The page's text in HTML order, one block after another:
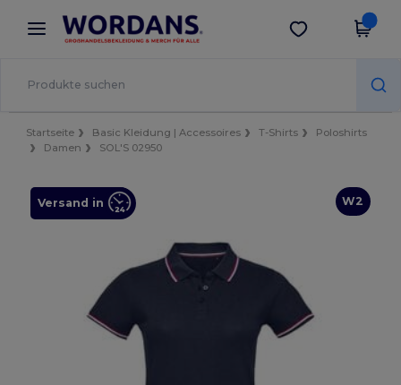
× Wordans App
Bessere Preise in der App!
App holen
Startseite Basic Kleidung | Accessoires T-Shirts
Poloshirts
Damen
SOL'S 02950
W2
Versand in